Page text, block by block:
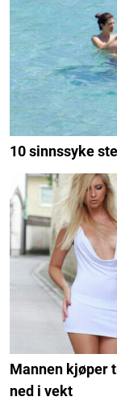
10 sinnssyke
Mannen kjøper
ned i vekt